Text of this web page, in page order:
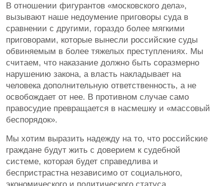
В отношении фигурантов «московского дела»,
вызывают наше недоумение приговоры суда в
сравнении с другими, гораздо более мягкими
приговорами, которые вынесли российские суды
обвиняемым в более тяжелых преступлениях. Мы
считаем, что наказание должно быть соразмерно
нарушению закона, а власть накладывает на
человека дополнительную ответственность, а не
освобождает от нее. В противном случае само
правосудие превращается в насмешку и «массовый
беспорядок».
Мы хотим выразить надежду на то, что российские
граждане будут жить с доверием к судебной
системе, которая будет справедлива и
беспристрастна независимо от социального,